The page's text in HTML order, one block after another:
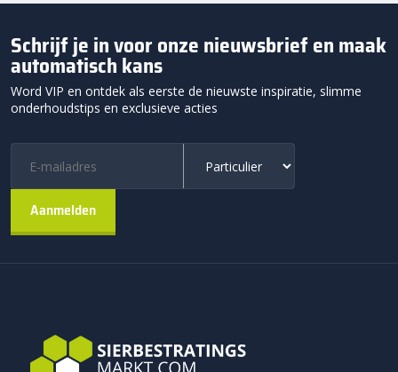
Schrijf je in voor onze nieuwsbrief en maak
automatisch kans
Word VIP en ontdek als eerste de nieuwste inspiratie, slimme
onderhoudstips en exclusieve acties